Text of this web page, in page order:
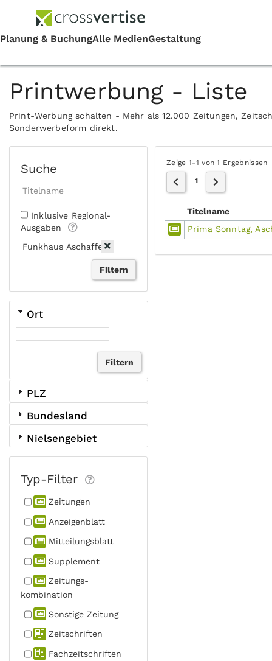
Printwerbung - Liste
Print-Werbung schalten - Mehr als 12.000 Zeitungen,
Sonderwerbeform direkt.
Suche
Inklusive Regional-
Ausgaben
Ort
PLZ
Bundesland
Nielsengebiet
Typ-Filter
Zeitungen
Anzeigen­blatt
Mitteilungs­blatt
Supplement
Zeitungs­
kombination
Sonstige Zeitung
Zeitschriften
Fachzeit­schriften
Zeige 1-1 von 1 Ergebnissen
1
Titelname
Prima Sonntag,